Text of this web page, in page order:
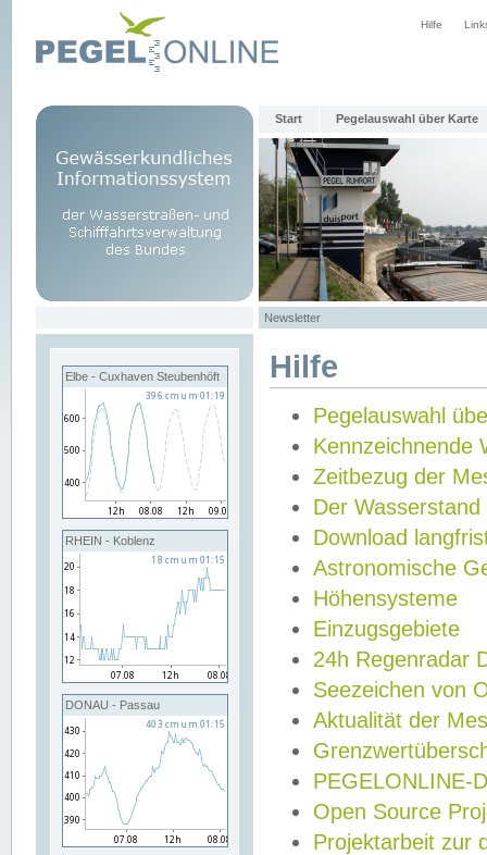
Hilfe
Start Pegelauswahl über Karte
Newsletter
Elbe - Cuxhaven Steubenhöft
RHEIN - Koblenz
DONAU - Passau
Hilfe
Pegelauswahl
Kennzeichnende
Zeitbezug der
Der Wasserstand
Download
Astronomische
Höhensysteme
Einzugsgebiete
24h Regenradar
Seezeichen von
Aktualität der
PEGELONLINE-
Open Source
Projektarbeit zur